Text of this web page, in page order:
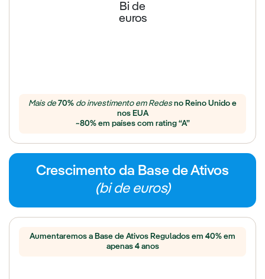
Bi de
euros
Mais de 70% do investimento em Redesno Reino Unido e
nos EUA
~80% em países com rating “A”
Crescimento da Base de Ativos
(bi de euros)
Aumentaremos a Base de Ativos Regulados em 40% em
apenas 4 anos